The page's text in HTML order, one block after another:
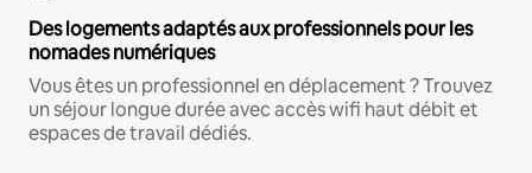
Des logements adaptés aux professionnels pour les
nomades numériques
Vous êtes un professionnel en déplacement ? Trouvez
un séjour longue durée avec accès wifi haut débit et
espaces de travail dédiés.